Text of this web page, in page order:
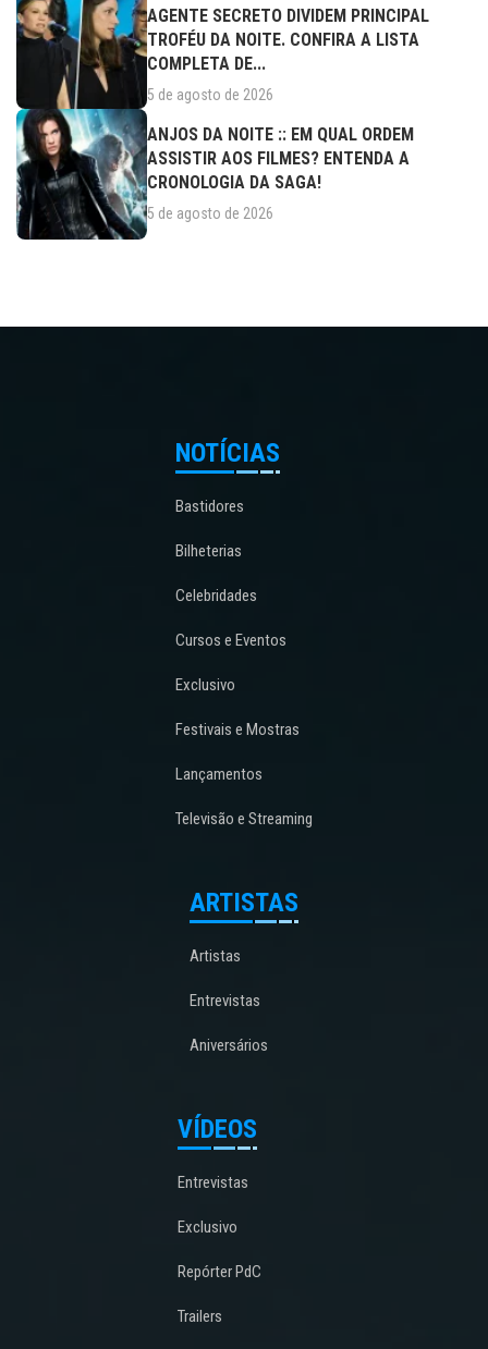
AGENTE SECRETO DIVIDEM PRINCIPAL
TROFÉU DA NOITE. CONFIRA A LISTA
COMPLETA DE...
5 de agosto de 2026
ANJOS DA NOITE :: EM QUAL ORDEM
ASSISTIR AOS FILMES? ENTENDA A
CRONOLOGIA DA SAGA!
5 de agosto de 2026
NOTÍCIAS
Bastidores
Bilheterias
Celebridades
Cursos e Eventos
Exclusivo
Festivais e Mostras
Lançamentos
Televisão e Streaming
ARTISTAS
Artistas
Entrevistas
Aniversários
VÍDEOS
Entrevistas
Exclusivo
Repórter PdC
Trailers